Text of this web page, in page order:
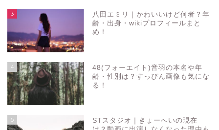
3
八田エミリ｜かわいいけど何者？年
齢・出身・wikiプロフィールまと
め！
4
48(フォーエイト)音羽の本名や年
齢・性別は？すっぴん画像も気にな
る！
5
STスタジオ｜きょーへいの現在